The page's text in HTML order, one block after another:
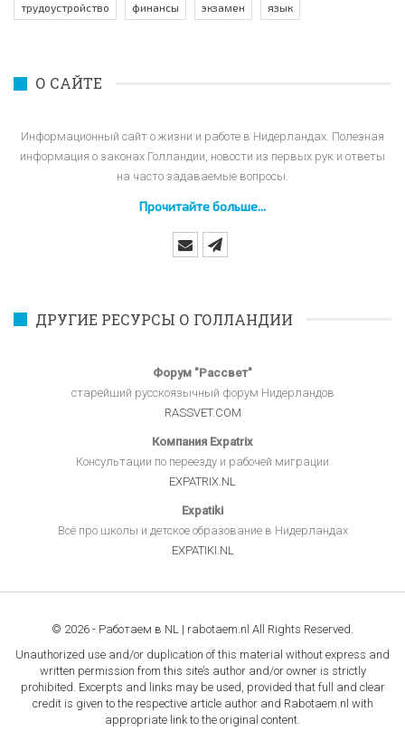
трудоустройство финансы экзамен язык
О САЙТЕ
Информационный сайт о жизни и работе в Нидерландах. Полезная
информация о законах Голландии, новости из первых рук и ответы
на часто задаваемые вопросы.
Прочитайте больше...
ДРУГИЕ РЕСУРСЫ О ГОЛЛАНДИИ
Форум "Рассвет"
старейший русскоязычный форум Нидерландов
RASSVET.COM
Компания Expatrix
Консультации по переезду и рабочей миграции
EXPATRIX.NL
Expatiki
Всё про школы и детское образование в Нидерландах
EXPATIKI.NL
© 2026 - Работаем в NL | rabotaem.nl All Rights Reserved.
Unauthorized use and/or duplication of this material without express and
written permission from this site’s author and/or owner is strictly
prohibited. Excerpts and links may be used, provided that full and clear
credit is given to the respective article author and Rabotaem.nl with
appropriate link to the original content.